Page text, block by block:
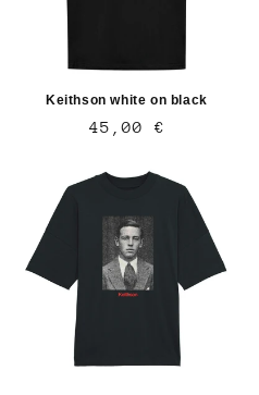
Keithson white on black
Normaler
45,00 €